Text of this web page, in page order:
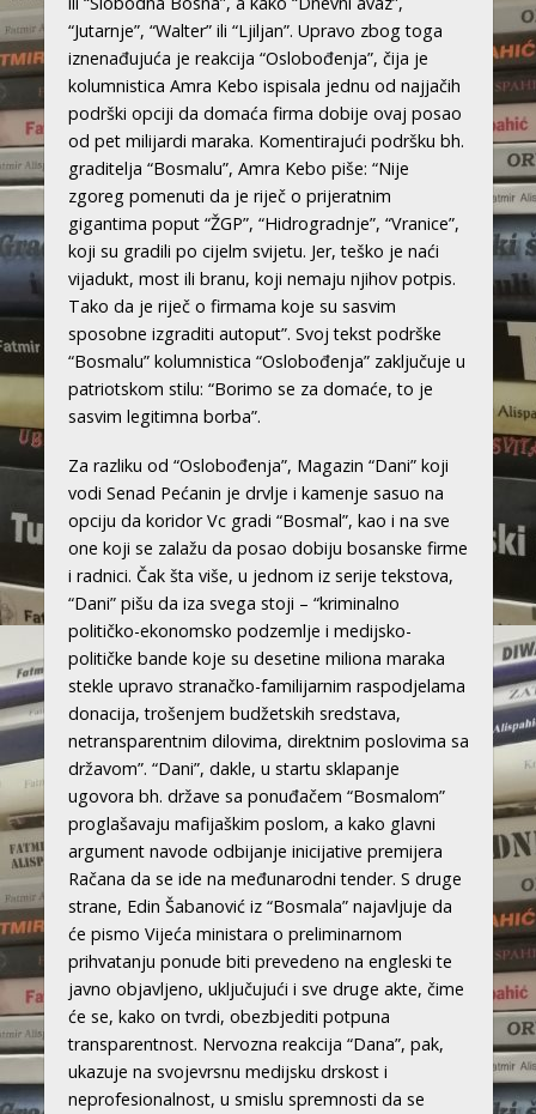
“Jutarnje”, “Walter” ili “Ljiljan”. Upravo zbog toga
iznenađujuća je reakcija “Oslobođenja”, čija je
kolumnistica Amra Kebo ispisala jednu od najjačih
podrški opciji da domaća firma dobije ovaj posao
od pet milijardi maraka. Komentirajući podršku bh.
graditelja “Bosmalu”, Amra Kebo piše: “Nije
zgoreg pomenuti da je riječ o prijeratnim
gigantima poput “ŽGP”, “Hidrogradnje”, “Vranice”,
koji su gradili po cijelm svijetu. Jer, teško je naći
vijadukt, most ili branu, koji nemaju njihov potpis.
Tako da je riječ o firmama koje su sasvim
sposobne izgraditi autoput”. Svoj tekst podrške
“Bosmalu” kolumnistica “Oslobođenja” zaključuje u
patriotskom stilu: “Borimo se za domaće, to je
sasvim legitimna borba”.
Za razliku od “Oslobođenja”, Magazin “Dani” koji
vodi Senad Pećanin je drvlje i kamenje sasuo na
opciju da koridor Vc gradi “Bosmal”, kao i na sve
one koji se zalažu da posao dobiju bosanske firme
i radnici. Čak šta više, u jednom iz serije tekstova,
“Dani” pišu da iza svega stoji – “kriminalno
političko-ekonomsko podzemlje i medijsko-
političke bande koje su desetine miliona maraka
stekle upravo stranačko-familijarnim raspodjelama
donacija, trošenjem budžetskih sredstava,
netransparentnim dilovima, direktnim poslovima sa
državom”. “Dani”, dakle, u startu sklapanje
ugovora bh. države sa ponuđačem “Bosmalom”
proglašavaju mafijaškim poslom, a kako glavni
argument navode odbijanje inicijative premijera
Račana da se ide na međunarodni tender. S druge
strane, Edin Šabanović iz “Bosmala” najavljuje da
će pismo Vijeća ministara o preliminarnom
prihvatanju ponude biti prevedeno na engleski te
javno objavljeno, uključujući i sve druge akte, čime
će se, kako on tvrdi, obezbjediti potpuna
transparentnost. Nervozna reakcija “Dana”, pak,
ukazuje na svojevrsnu medijsku drskost i
neprofesionalnost, u smislu spremnosti da se